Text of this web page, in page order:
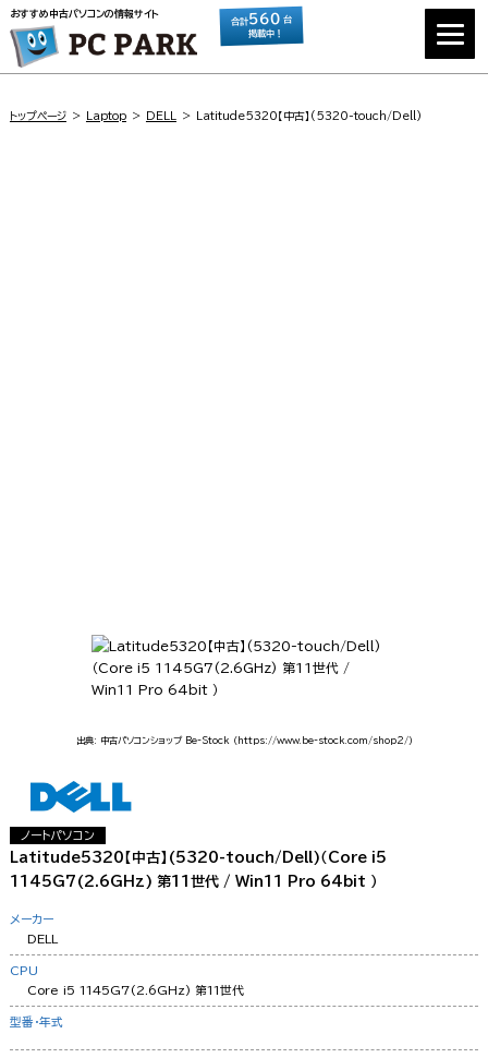
おすすめ中古パソコンの情報サイト
合計560 台
掲載中！
トップページ Laptop DELL Latitude5320【中古】(5320-touch/Dell)
出典: 中古パソコンショップ Be-Stock （https://www.be-stock.com/shop2/）
ノートパソコン
Latitude5320【中古】(5320-touch/Dell)（Core i5
1145G7(2.6GHz) 第11世代 / Win11 Pro 64bit ）
メーカー
DELL
CPU
Core i5 1145G7(2.6GHz) 第11世代
型番・年式